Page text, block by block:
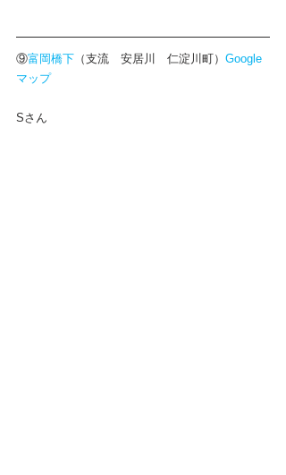
⑨富岡橋下 （支流　安居川　仁淀川町） Google
マップ
Sさん